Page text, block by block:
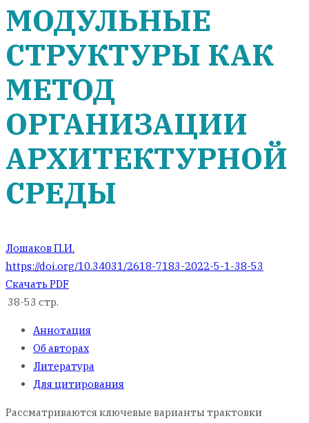
МОДУЛЬНЫЕ
СТРУКТУРЫ КАК
МЕТОД
ОРГАНИЗАЦИИ
АРХИТЕКТУРНОЙ
СРЕДЫ
Лошаков П.И.
https://doi.org/10.34031/2618-7183-2022-5-1-38-53
Скачать PDF
38-53 стр.
Аннотация
Об авторах
Литература
Для цитирования
Рассматриваются ключевые варианты трактовки